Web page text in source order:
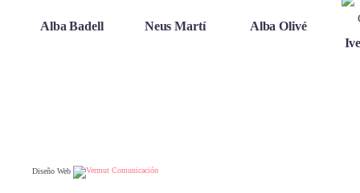
Alba Badell Neus Martí
Alba Olivé
Diseño Web